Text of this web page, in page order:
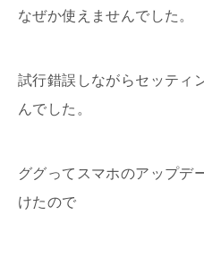
なぜか使えませんでした。
試行錯誤しながらセッティ
んでした。
ググってスマホのアップデ
けたので